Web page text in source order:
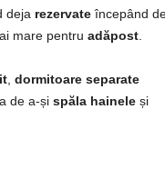
deja rezervateîncepând
mare pentru adăpost.
, dormitoare separate
de a-și spăla haineleși